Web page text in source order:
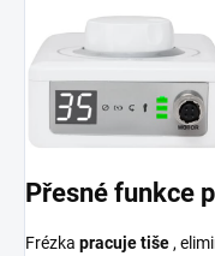
Přesné funkce
Frézka pracuje tiše ,